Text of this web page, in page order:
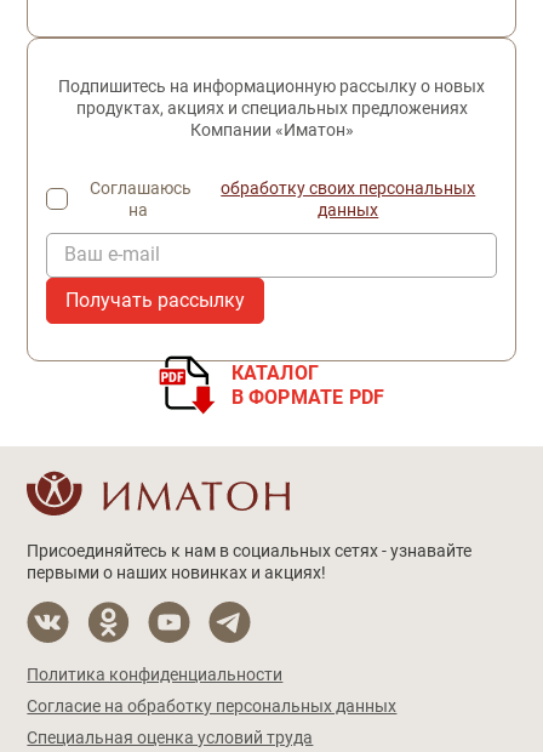
Подпишитесь на информационную рассылку о новых
продуктах, акциях и специальных предложениях
Компании «Иматон»
Соглашаюсь
на
обработку своих персональных
данных
Ваш e-mail
КАТАЛОГ
В ФОРМАТЕ PDF
Присоединяйтесь к нам в социальных сетях - узнавайте
первыми о наших новинках и акциях!
Политика конфиденциальности
Согласие на обработку персональных данных
Специальная оценка условий труда